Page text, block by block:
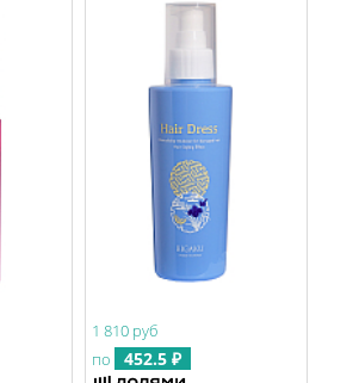
1 810 руб
по
452.5 ₽